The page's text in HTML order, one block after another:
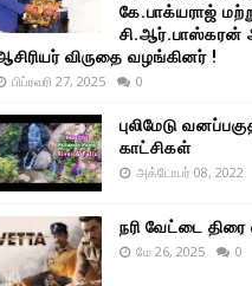
கே.பாக்யராஜ்
சி.ஆர்.பாஸ்கரன்
விருதை வழங்கினர் !
பிப்ரவரி 27, 2025 0
புலிமேடு
காட்சிகள்
அக்டோபர் 08, 2022
நரி வேட்டை
மே 26, 2025 0